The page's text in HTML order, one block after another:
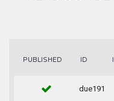
PUBLISHED ID
due191